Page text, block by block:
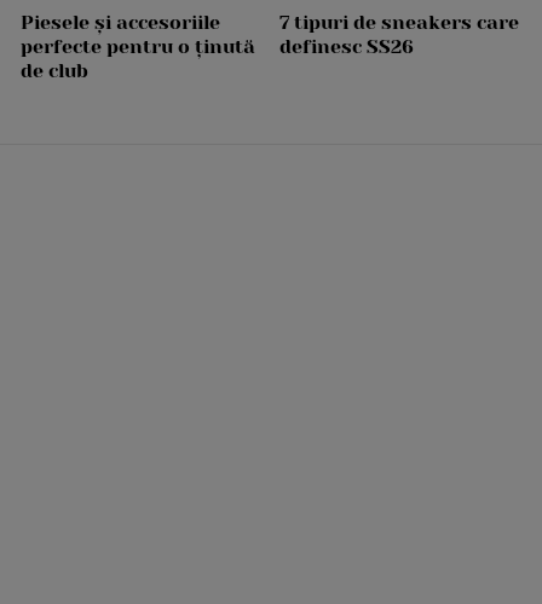
Piesele și accesoriile
perfecte pentru o ținută
de club
7 tipuri de sneakers care
definesc SS26